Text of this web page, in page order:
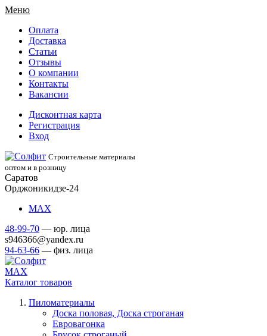
Меню
Оплата
Доставка
Статьи
Отзывы
О компании
Контакты
Вакансии
Дисконтная карта
Регистрация
Вход
Строительные материалы
оптом и в розницу
Саратов
Орджоникидзе-24
МАХ
48-99-70 — юр. лица
s946366@yandex.ru
94-63-66 — физ. лица
МАХ
Каталог товаров
Пиломатериалы
Доска половая, Доска строганая
Евровагонка